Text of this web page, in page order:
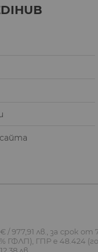
лв., за срок от
ГФЛП), ГПР е